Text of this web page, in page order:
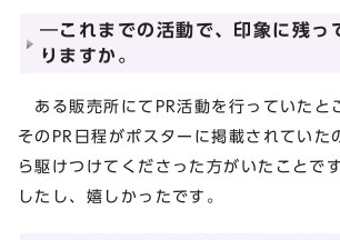
―これまでの活動で、印象に残っ
りますか。
ある販売所にてPR活動を行っていたと
そのPR日程がポスターに掲載されていた
ら駆けつけてくださった方がいたことで
したし、嬉しかったです。